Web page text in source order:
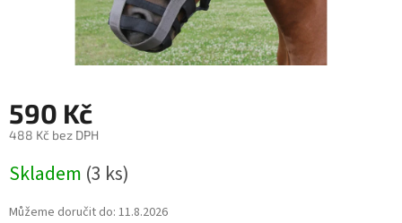
590 Kč
488 Kč bez DPH
cena:
Skladem (3 ks)
Můžeme doručit do: 11.8.2026